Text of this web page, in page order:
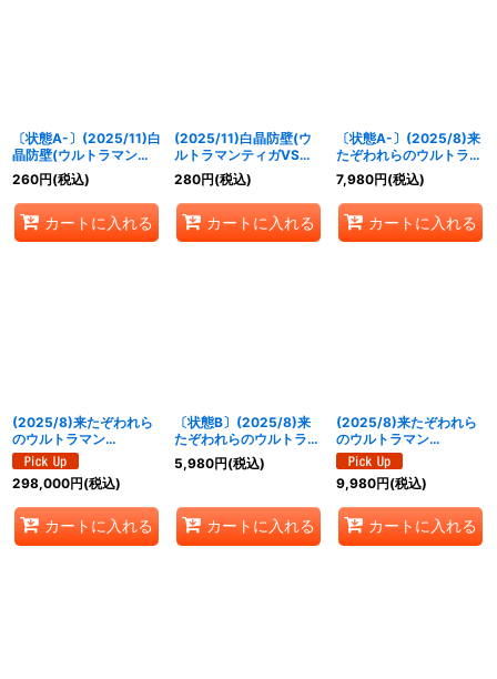
〔状態A-〕(2025/11)白
晶防壁(ウルトラマンテ
ィガVSキリエロイドイ
ラスト)【C】{BS52-
RV008}《白》
260円(税込)
カートに入れる
(2025/11)白晶防壁(ウ
ルトラマンティガVSキ
リエロイドイラスト)
【C】{BS52-RV008}
《白》
280円(税込)
カートに入れる
〔状態A-〕(2025/8)来
たぞわれらのウルトラマ
ン(WINNER/ウルトラマ
ンカップ/VSゼットンイ
ラスト)【LM】{LM19-
U07}《青》
7,980円(税込)
カートに入れる
(2025/8)来たぞわれら
のウルトラマン
(CHAMPION/ウルトラ
マンカップ/VSゼットン
イラスト)【LM】
{LM19-U07}《青》
298,000円(税込)
カートに入れる
〔状態B〕(2025/8)来
たぞわれらのウルトラマ
ン(WINNER/ウルトラマ
ンカップ/VSゼットンイ
U07}《青》
5,980円(税込)
カートに入れる
(2025/8)来たぞわれら
のウルトラマン
(WINNER/ウルトラマン
カップ/VSゼットンイラ
スト)【LM】{LM19-
U07}《青》
9,980円(税込)
カートに入れる